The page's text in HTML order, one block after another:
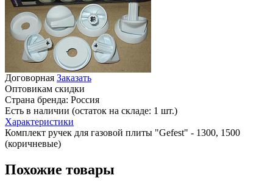
Договорная Заказать
Оптовикам скидки
Страна бренда: Россия
Есть в наличии (остаток на складе: 1 шт.)
Характеристики
Комплект ручек для газовой плиты "Gefest" - 1300, 1500
(коричневые)
Похожие товары